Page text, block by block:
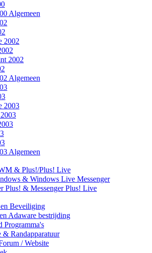
Algemeen
2002
2002
Algemeen
2003
Algemeen
& Plus!/Plus! Live
& Windows Live Messenger
Plus! & Messenger Plus! Live
Beveiliging
Adaware bestrijding
Randapparatuur
/ Website